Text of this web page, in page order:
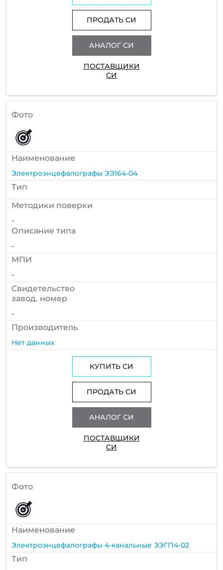
ПРОДАТЬ СИ
АНАЛОГ СИ
ПОСТАВЩИКИ
СИ
Фото
Наименование
Электроэнцефалографы ЭЭ164-04
Тип
Методики поверки
-
Описание типа
-
МПИ
-
Cвидетельство
завод. номер
-
Производитель
Нет данных
КУПИТЬ СИ
ПРОДАТЬ СИ
АНАЛОГ СИ
ПОСТАВЩИКИ
СИ
Фото
Наименование
Электроэнцефалографы 4-канальные ЭЭГП4-02
Тип